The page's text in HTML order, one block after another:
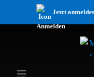
Jetzt